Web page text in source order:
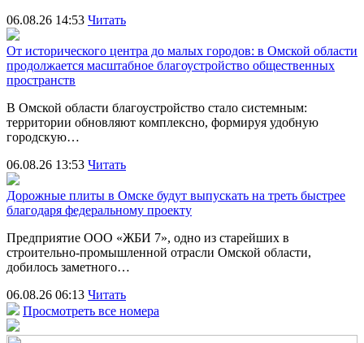
06.08.26 14:53 Читать
От исторического центра до малых городов: в Омской области
продолжается масштабное благоустройство общественных
пространств
В Омской области благоустройство стало системным:
территории обновляют комплексно, формируя удобную
городскую…
06.08.26 13:53 Читать
Дорожные плиты в Омске будут выпускать на треть быстрее
благодаря федеральному проекту
Предприятие ООО «ЖБИ 7», одно из старейших в
строительно‑промышленной отрасли Омской области,
добилось заметного…
06.08.26 06:13 Читать
Просмотреть все номера